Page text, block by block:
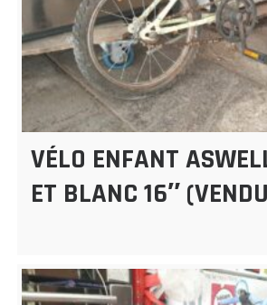
VÉLO ENFANT
ET BLANC 16″